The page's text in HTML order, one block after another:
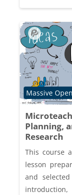
Planning,
Research
Course
Massive
This course
lesson
and